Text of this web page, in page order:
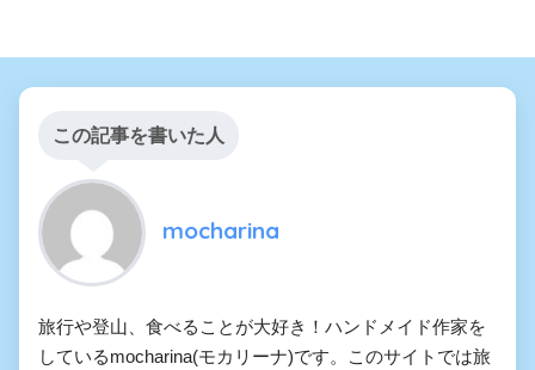
この記事を書いた人
mocharina
旅行や登山、食べることが大好き！ハンドメイド作家を
しているmocharina(モカリーナ)です。このサイトでは旅